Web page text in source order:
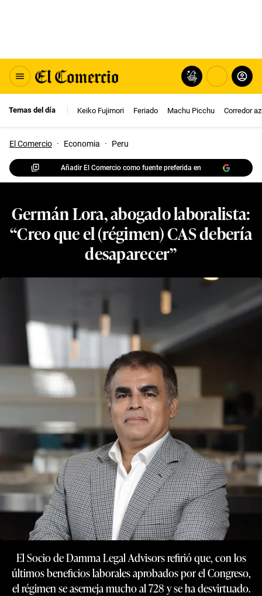
Temas del día Keiko Fujimori Feriado Machu Picchu Corredor
El Comercio · Economia · Peru
Añadir El Comercio como fuente preferida en
Germán Lora, abogado laboralista:
“Creo que el (régimen) CAS debería
desaparecer”
El Socio de Damma Legal Advisors refirió que, con los
últimos beneficios laborales aprobados por el Congreso,
el régimen se asemeja mucho al 728 y se ha desvirtuado.